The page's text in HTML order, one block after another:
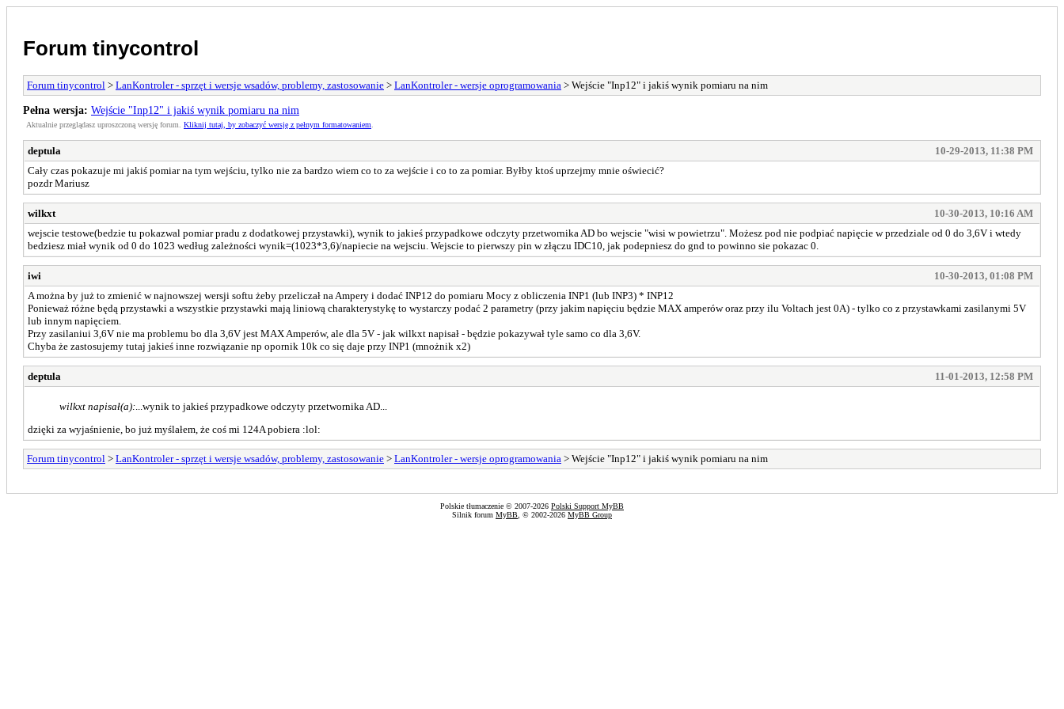
Forum tinycontrol
Forum tinycontrol > LanKontroler - sprzęt i wersje wsadów, problemy, zastosowanie > LanKontroler - wersje oprogramowania > Wejście "Inp12" i jakiś wynik pomiaru na nim
Pełna wersja: Wejście "Inp12" i jakiś wynik pomiaru na nim
Aktualnie przeglądasz uproszczoną wersję forum. Kliknij tutaj, by zobaczyć wersję z pełnym formatowaniem
deptula
10-29-2013, 11:38 PM
Cały czas pokazuje mi jakiś pomiar na tym wejściu, tylko nie za bardzo wiem co to za wejście i co to za pomiar. Byłby ktoś uprzejmy mnie oświecić?
pozdr Mariusz
wilkxt
10-30-2013, 10:16 AM
wejscie testowe(bedzie tu pokazwal pomiar pradu z dodatkowej przystawki), wynik to jakieś przypadkowe odczyty przetwornika AD bo wejscie "wisi w powietrzu". Możesz pod nie podpiać napięcie w przedziale od 0 do 3,6V i wtedy
bedziesz miał wynik od 0 do 1023 według zależności wynik=(1023*3,6)/napiecie na wejsciu. Wejscie to pierwszy pin w złączu IDC10, jak podepniesz do gnd to powinno sie pokazac 0.
iwi
10-30-2013, 01:08 PM
A można by już to zmienić w najnowszej wersji softu żeby przeliczał na Ampery i dodać INP12 do pomiaru Mocy z obliczenia INP1 (lub INP3) * INP12
Ponieważ różne będą przystawki a wszystkie przystawki mają liniową charakterystykę to wystarczy podać 2 parametry (przy jakim napięciu będzie MAX amperów oraz przy ilu Voltach jest 0A) - tylko co z przystawkami zasilanymi 5V
lub innym napięciem.
Przy zasilaniui 3,6V nie ma problemu bo dla 3,6V jest MAX Amperów, ale dla 5V - jak wilkxt napisał - będzie pokazywał tyle samo co dla 3,6V.
Chyba że zastosujemy tutaj jakieś inne rozwiązanie np opornik 10k co się daje przy INP1 (mnożnik x2)
deptula 11-01-2013, 12:58 PM
wilkxt napisał(a): ...wynik to jakieś przypadkowe odczyty przetwornika AD...
dzięki za wyjaśnienie, bo już myślałem, że coś mi 124A pobiera :lol:
Forum tinycontrol > LanKontroler - sprzęt i wersje wsadów, problemy, zastosowanie > LanKontroler - wersje oprogramowania > Wejście "Inp12" i jakiś wynik pomiaru na nim
Polskie tłumaczenie © 2007-2026 Polski Support MyBB
Silnik forum MyBB , © 2002-2026 MyBB Group